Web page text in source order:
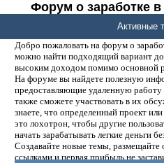
Форум о заработке
Добро пожаловать на форум о
можно найти подходящий вариант
высоким доходом помимо основной
На форуме вы найдете полезную
предоставляющие удаленную работу
также сможете участвовать в их
знаете, что определенный проект
это лохотрон, чтобы другие
начать зарабатывать легкие деньги
Создавайте новые темы, размещайте
ссылками и первая прибыль не
Активные